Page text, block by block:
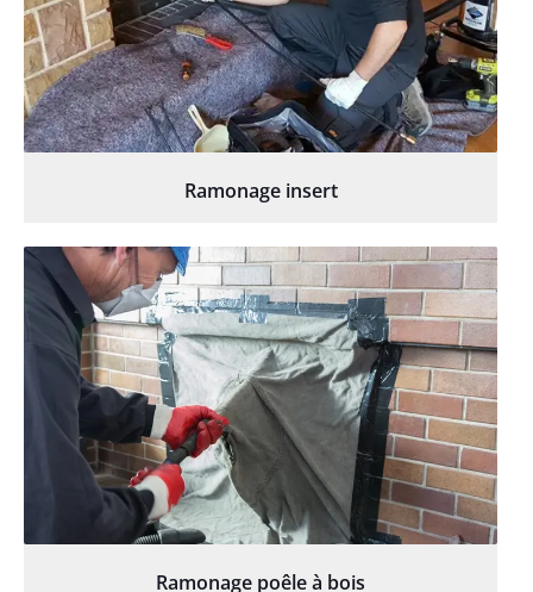
Ramonage insert
Ramonage poêle à bois